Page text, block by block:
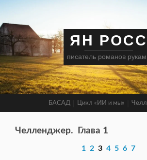
ЯН РОСС
писатель романов
БАСАД Цикл «ИИ и мы»
Челленджер. Глава 1
1 2 34 5 6 7